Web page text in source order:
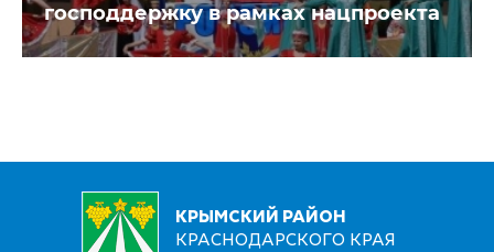
господдержку в рамках нацпроекта
КРЫМСКИЙ РАЙОН
КРАСНОДАРСКОГО КРАЯ